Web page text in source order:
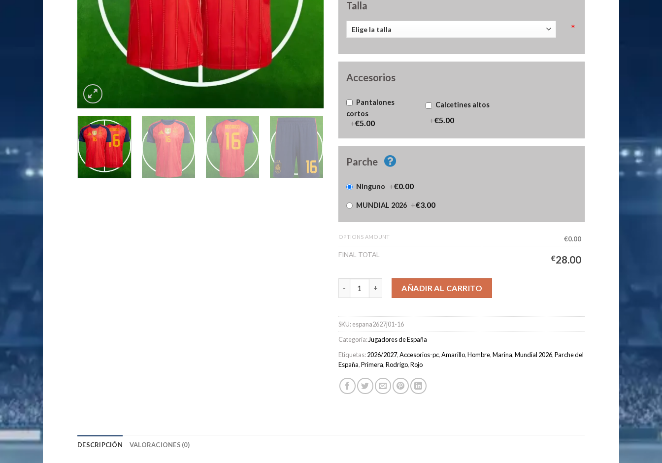
Talla
*
Accesorios
Pantalones
cortos
+€5.00
Calcetines altos
+€5.00
Parche
Ninguno +€0.00
MUNDIAL 2026 +€3.00
OPTIONS AMOUNT
€0.00
FINAL TOTAL
€28.00
Camiseta España Primera Equipación Hombre 2026/2027 - Rodrigo #16 cantidad
AÑADIR AL CARRITO
SKU:espana2627j01-16
Categoría: Jugadores de España
Etiquetas:2026/2027,Accesorios-pc,Amarillo,Hombre,Marina,Mundial 2026,Parche del
España,Primera,Rodrigo,Rojo
DESCRIPCIÓN VALORACIONES (0)